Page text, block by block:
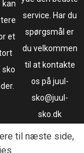
kan
et
sko
service. Har du
spørgsmål er
du velkommen
til at kontakte
os på juul-
sko@juul-
sko.dk
til næste side,